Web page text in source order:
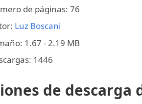
de páginas: 76
Luz Boscani
1.67 - 2.19 MB
1446
de descarga